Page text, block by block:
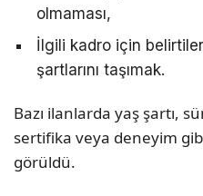
olmaması,
İlgili kadro için
şartlarını taşımak.
Bazı ilanlarda yaş şartı,
sertifika veya deneyim
görüldü.